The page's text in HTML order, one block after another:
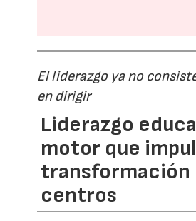
El liderazgo ya no
en dirigir
Liderazgo
motor que
transformación
centros